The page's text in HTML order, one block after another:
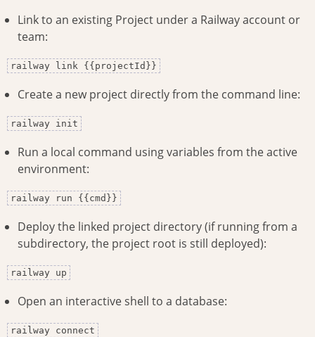
Link to an existing Project under a Railway account or
team:
railway link {{projectId}}
Create a new project directly from the command line:
railway init
Run a local command using variables from the active
environment:
railway run {{cmd}}
Deploy the linked project directory (if running from a
subdirectory, the project root is still deployed):
railway up
Open an interactive shell to a database:
railway connect